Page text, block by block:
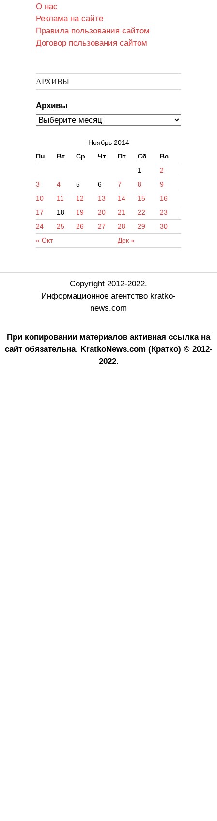
О нас
Реклама на сайте
Правила пользования сайтом
Договор пользования сайтом
АРХИВЫ
Архивы
Ноябрь 2014
Пн
Вт Ср Чт Пт Сб Вс
« Окт Дек »
1
2
3
4 5 6 7 8
9
10
11 12 13 14 15
16
17
18 19 20 21 22
23
24
25 26 27 28 29 30
Copyright 2012-2022.
Информационное агентство kratko-
news.com
При копировании материалов активная ссылка на
сайт обязательна. KratkoNews.com (Кратко) © 2012-
2022.